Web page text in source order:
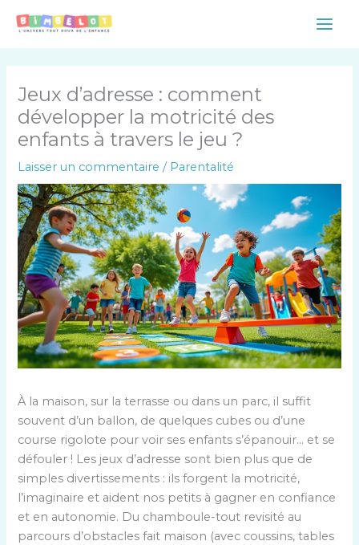
Main
Jeux d’adresse : comment
développer la motricité des
enfants à travers le jeu ?
Laisser un commentaire / Parentalité
À la maison, sur la terrasse ou dans un parc, il suffit
souvent d’un ballon, de quelques cubes ou d’une
course rigolote pour voir ses enfants s’épanouir… et se
défouler ! Les jeux d’adresse sont bien plus que de
simples divertissements : ils forgent la motricité,
l’imaginaire et aident nos petits à gagner en confiance
et en autonomie. Du chamboule-tout revisité au
parcours d’obstacles fait maison (avec coussins, tables